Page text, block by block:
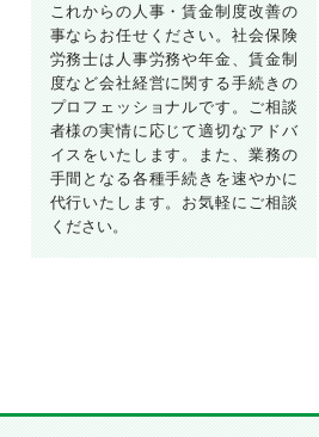
これからの人事・賃金制度改善の
事ならお任せください。社会保険
労務士は人事労務や年金、賃金制
度など会社経営に関する手続きの
プロフェッショナルです。ご相談
者様の実情に応じて適切なアドバ
イスをいたします。また、業務の
手間となる各種手続きを速やかに
代行いたします。お気軽にご相談
ください。